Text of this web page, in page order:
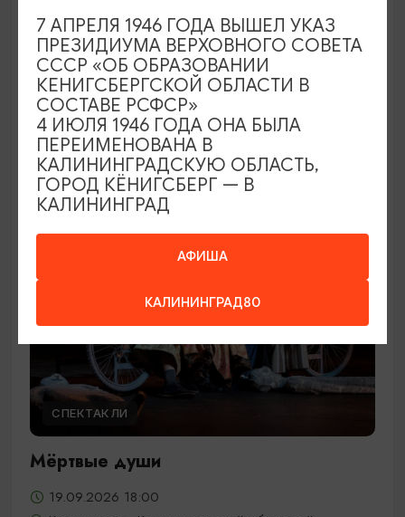
КОНЦЕРТЫ
Игорь Саруханов
19.09.2026 18:00
Светлогорск, Театр эстрады «Янтарь-холл»
ОТ 500₽ ПУШКИНСКАЯ КАРТА
СПЕКТАКЛИ
Мёртвые души
19.09.2026 18:00
АФИША
КАЛИНИНГРАД80
7 АПРЕЛЯ 1946 ГОДА ВЫШЕЛ УКАЗ
ПРЕЗИДИУМА ВЕРХОВНОГО СОВЕТА
СССР «ОБ ОБРАЗОВАНИИ
КЕНИГСБЕРГСКОЙ ОБЛАСТИ В
СОСТАВЕ РСФСР»
4 ИЮЛЯ 1946 ГОДА ОНА БЫЛА
ПЕРЕИМЕНОВАНА В
КАЛИНИНГРАДСКУЮ ОБЛАСТЬ,
ГОРОД КЁНИГСБЕРГ — В
КАЛИНИНГРАД